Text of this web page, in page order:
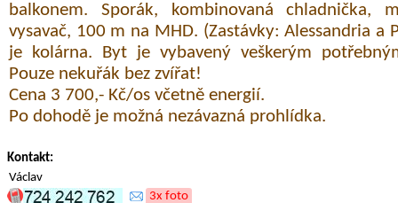
balkonem. Sporák, kombinovaná chladnička,
vysavač, 100 m na MHD. (Zastávky: Alessandria a
je kolárna. Byt je vybavený veškerým
Pouze nekuřák bez zvířat!
Cena 3 700,- Kč/os včetně energií.
Po dohodě je možná nezávazná prohlídka.
Kontakt:
Václav
3x foto